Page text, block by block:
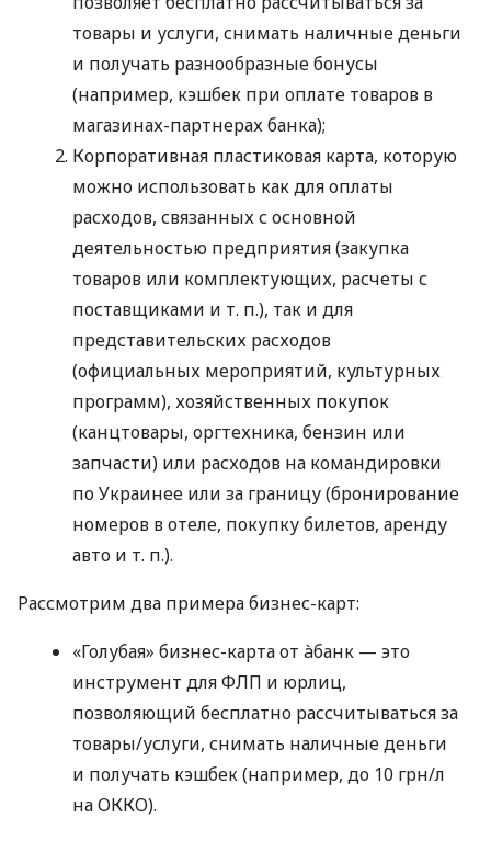
товары и услуги, снимать наличные деньги
и получать разнообразные бонусы
(например, кэшбек при оплате товаров в
магазинах-партнерах банка);
Корпоративная пластиковая карта, которую
можно использовать как для оплаты
расходов, связанных с основной
деятельностью предприятия (закупка
товаров или комплектующих, расчеты с
поставщиками и т. п.), так и для
представительских расходов
(официальных мероприятий, культурных
программ), хозяйственных покупок
(канцтовары, оргтехника, бензин или
запчасти) или расходов на командировки
по Украинее или за границу (бронирование
номеров в отеле, покупку билетов, аренду
авто и т. п.).
Рассмотрим два примера бизнес-карт:
«Голубая» бизнес-карта от àбанк — это
инструмент для ФЛП и юрлиц,
позволяющий бесплатно рассчитываться за
товары/услуги, снимать наличные деньги
и получать кэшбек (например, до 10 грн/л
на ОККО).